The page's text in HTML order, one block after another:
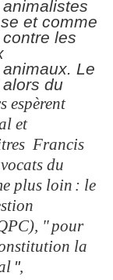
et comme
les
Le
du
espèrent
et
Francis
du
plus loin : le
"pour
la
",